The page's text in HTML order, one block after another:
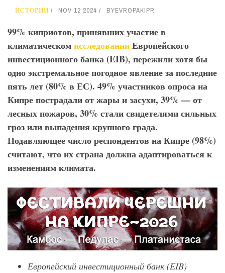
ИСТОРИИ NOV 12 2024 BYEVROPAKIPR
99% киприотов, принявших участие в
климатическомисследованииЕвропейского
инвестиционного банка (EIB), пережили хотя бы
одно экстремальное погодное явление за последние
пять лет (80% в ЕС). 49% участников опроса на
Кипре пострадали от жары и засухи, 39% — от
лесных пожаров, 30% стали свидетелями сильных
гроз или выпадения крупного града.
Подавляющее число респондентов на Кипре (98%)
считают, что их страна должна адаптироваться к
изменениям климата.
Европейский инвестиционный банк (EIB)